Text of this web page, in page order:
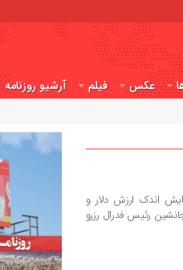
عکس فیلم آرشیو روزنامه
اندک ارزش دلار و
رئیس فدرال رزرو